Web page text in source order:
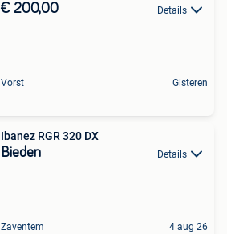
€ 200,00 Details
Vorst Gisteren
Ibanez RGR 320 DX
Bieden Details
Zaventem 4 aug 26